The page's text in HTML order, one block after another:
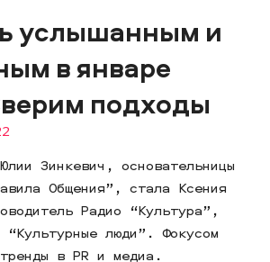
услышанным и
в январе
подходы
Зинкевич, основательницы
Общения”, стала Ксения
Радио “Культура”,
“Культурные люди”. Фокусом
в PR и медиа.